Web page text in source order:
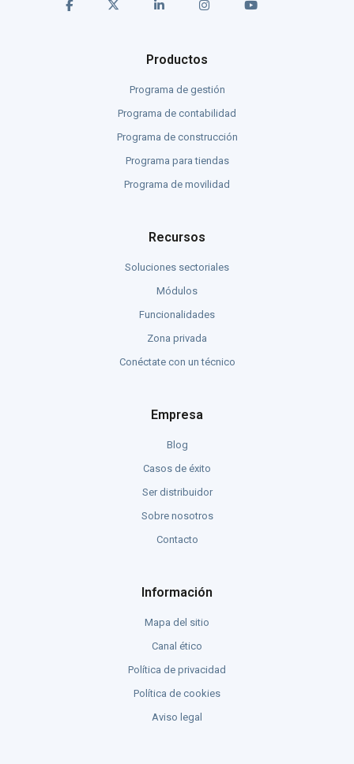
Productos
Programa de gestión
Programa de contabilidad
Programa de construcción
Programa para tiendas
Programa de movilidad
Recursos
Soluciones sectoriales
Módulos
Funcionalidades
Zona privada
Conéctate con un técnico
Empresa
Blog
Casos de éxito
Ser distribuidor
Sobre nosotros
Contacto
Información
Mapa del sitio
Canal ético
Política de privacidad
Política de cookies
Aviso legal